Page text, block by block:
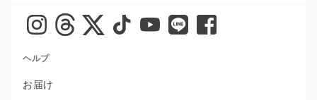
ヘルプ
お届け